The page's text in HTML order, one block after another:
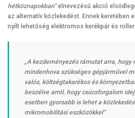
hétköznapokban”elnevezésű akció
az alternatív közlekedést. Ennek keretében
nyílt lehetőség elektromos kerékpár és
„A kezdeményezés rámutat arra, hogy
mindenhova szükséges gépjárművel
valós, költségtakarékos és
beszélve arról, hogy csúcsforgalom
esetben gyorsabb is lehet a
mikromobilitási eszközökkel”